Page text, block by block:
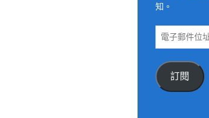
知。
電
件
位
訂閱